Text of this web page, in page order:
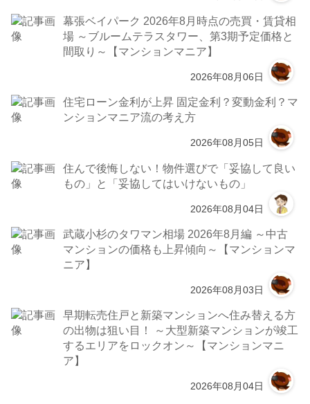
幕張ベイパーク 2026年8月時点の売買・賃貸相
場 ～ブルームテラスタワー、第3期予定価格と
間取り～【マンションマニア】
2026年08月06日
住宅ローン金利が上昇 固定金利？変動金利？マ
ンションマニア流の考え方
2026年08月05日
住んで後悔しない！物件選びで「妥協して良い
もの」と「妥協してはいけないもの」
2026年08月04日
武蔵小杉のタワマン相場 2026年8月編 ～中古
マンションの価格も上昇傾向～【マンションマ
ニア】
2026年08月03日
早期転売住戸と新築マンションへ住み替える方
の出物は狙い目！ ～大型新築マンションが竣工
するエリアをロックオン～【マンションマニ
ア】
2026年08月04日